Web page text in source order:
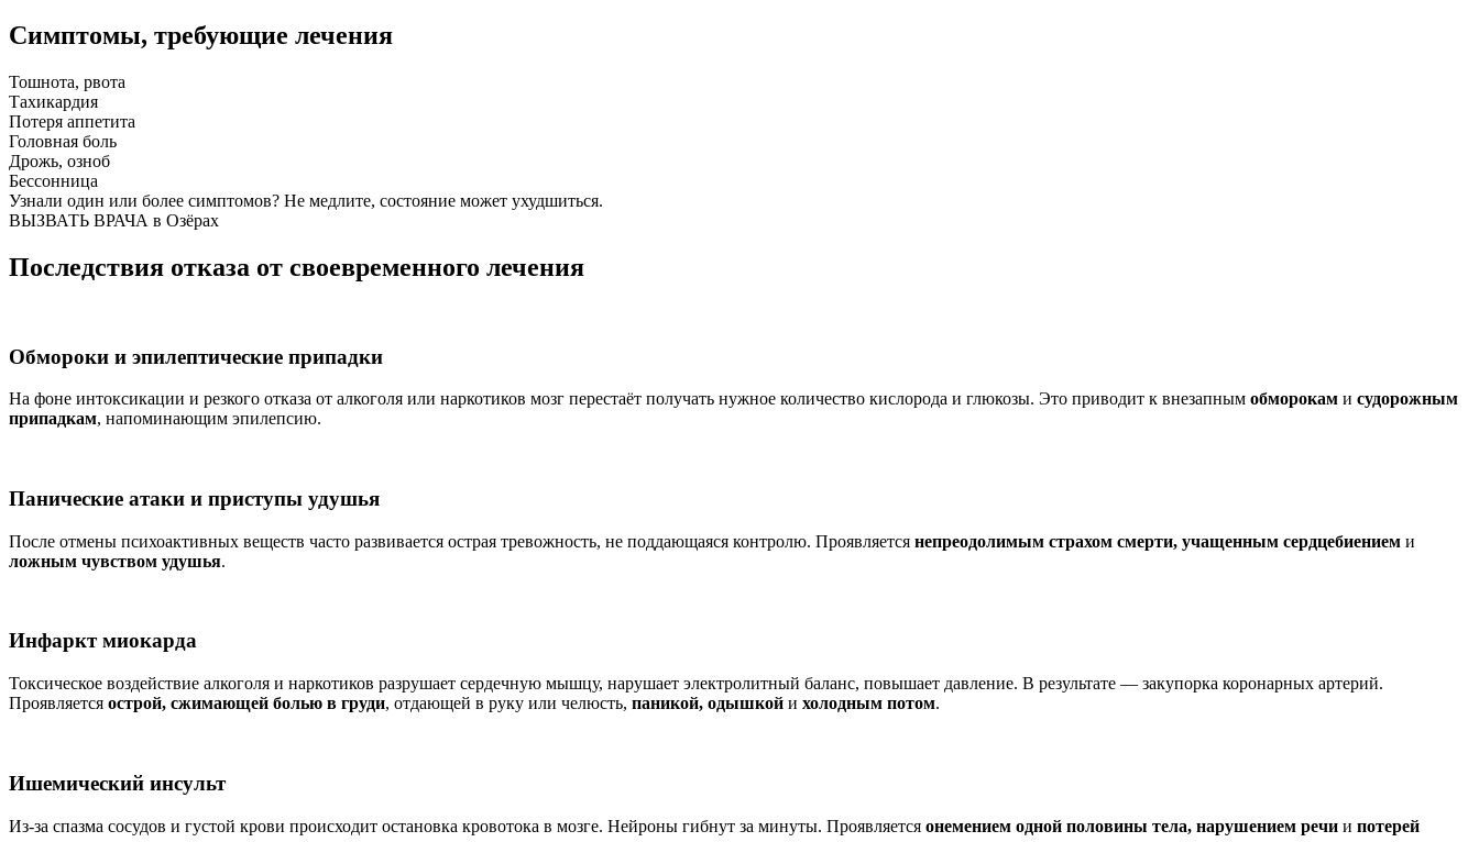
Симптомы, требующие лечения
Тошнота, рвота
Тахикардия
Потеря аппетита
Головная боль
Дрожь, озноб
Бессонница
Узнали один или более симптомов? Не медлите, состояние может ухудшиться.
ВЫЗВАТЬ ВРАЧА в Озёрах
Последствия отказа от своевременного лечения
Обмороки и эпилептические припадки
На фоне интоксикации и резкого отказа от алкоголя или наркотиков мозг перестаёт получать нужное количество кислорода и глюкозы. Это приводит к внезапным обморокам и судорожным
припадкам, напоминающим эпилепсию.
Панические атаки и приступы удушья
После отмены психоактивных веществ часто развивается острая тревожность, не поддающаяся контролю. Проявляется непреодолимым страхом смерти, учащенным сердцебиением и
ложным чувством удушья.
Инфаркт миокарда
Токсическое воздействие алкоголя и наркотиков разрушает сердечную мышцу, нарушает электролитный баланс, повышает давление. В результате — закупорка коронарных артерий.
Проявляется острой, сжимающей болью в груди, отдающей в руку или челюсть, паникой, одышкой и холодным потом.
Ишемический инсульт
Из-за спазма сосудов и густой крови происходит остановка кровотока в мозге. Нейроны гибнут за минуты. Проявляется онемением одной половины тела, нарушением речи и потерей